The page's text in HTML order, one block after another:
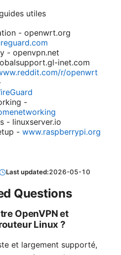
utiles
- openwrt.org
- openvpn.net
inet.com
r/openwrt
-
- linuxserver.io
- www.raspberrypi.org
Last updated:2026-05-10
Questions
OpenVPN et
Linux ?
et largement supporté,